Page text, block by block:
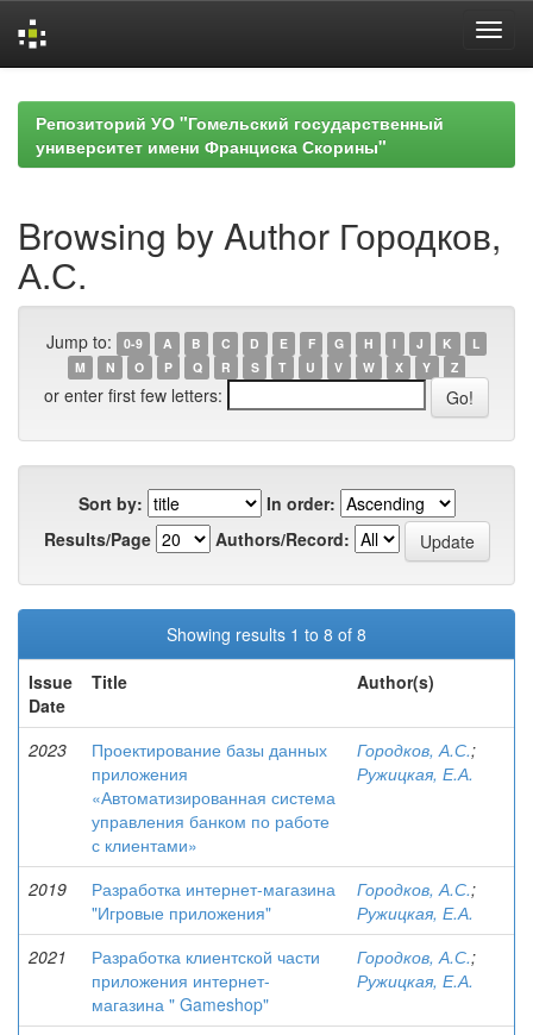
navigationРепозиторий УО "Гомельский государственный
университет имени Франциска Скорины"
Browsing by Author Городков,
А.С.
Jump to: 0-9 A B C D E F G H I J K
L
M
N O P Q R S T U V W X Y Z
or enter first few letters:
Sort by:
In order:
Results/Page
Authors/Record:
Showing results 1 to 8 of 8
Issue
Date
Title Author(s)
2023
Проектирование базы данных
приложения
«Автоматизированная система
управления банком по работе
с клиентами»
Городков, А.С.;
Ружицкая, Е.А.
2019
Разработка интернет-магазина
"Игровые приложения"
Городков, А.С.;
Ружицкая, Е.А.
2021
Разработка клиентской части
приложения интернет-
магазина " Gameshop"
Городков, А.С.;
Ружицкая, Е.А.